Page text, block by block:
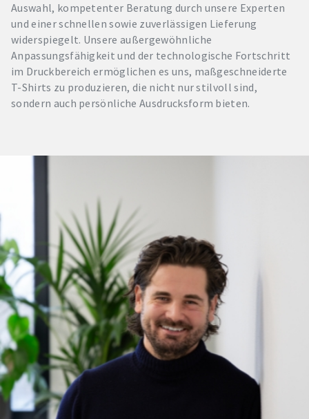
Auswahl, kompetenter Beratung durch unsere Experten
und einer schnellen sowie zuverlässigen Lieferung
widerspiegelt. Unsere außergewöhnliche
Anpassungsfähigkeit und der technologische Fortschritt
im Druckbereich ermöglichen es uns, maßgeschneiderte
T-Shirts zu produzieren, die nicht nur stilvoll sind,
sondern auch persönliche Ausdrucksform bieten.